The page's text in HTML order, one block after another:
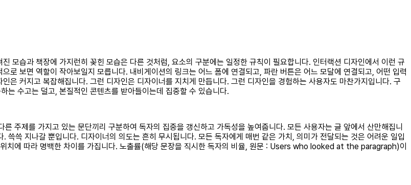
모습과 책장에 가지런히 꽂힌 모습은 다른 것처럼, 요소의 구분에는 일정한 규칙이 필요합니다. 인터랙션 디자인에서 이런 규
로 보면 역할이 작아보일지 모릅니다. 내비게이션의 링크는 어느 폼에 연결되고, 파란 버튼은 어느 모달에 연결되고, 어떤 입력
은 커지고 복잡해집니다. 그런 디자인은 디자이너를 지치게 만듭니다. 그런 디자인을 경험하는 사용자도 마찬가지입니다. 구
는 수고는 덜고, 본질적인 콘텐츠를 받아들이는데 집중할 수 있습니다.
주제를 가지고 있는 문단끼리 구분하여 독자의 집중을 갱신하고 가독성을 높여줍니다. 모든 사용자는 글 앞에서 산만해집니
쓱 지나갈 뿐입니다. 디자이너의 의도는 흔히 무시됩니다. 모든 독자에게 매번 같은 가치, 의미가 전달되는 것은 어려운 일입
치에 따라 명백한 차이를 가집니다. 노출률(해당 문장을 직시한 독자의 비율, 원문 : Users who looked at the paragraph)이